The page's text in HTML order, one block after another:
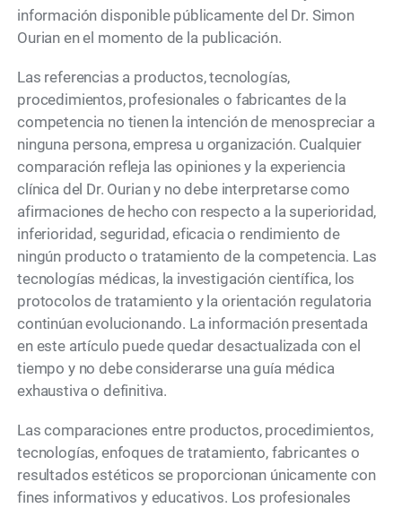
información disponible públicamente del Dr. Simon
Ourian en el momento de la publicación.
Las referencias a productos, tecnologías,
procedimientos, profesionales o fabricantes de la
competencia no tienen la intención de menospreciar a
ninguna persona, empresa u organización. Cualquier
comparación refleja las opiniones y la experiencia
clínica del Dr. Ourian y no debe interpretarse como
afirmaciones de hecho con respecto a la superioridad,
inferioridad, seguridad, eficacia o rendimiento de
ningún producto o tratamiento de la competencia. Las
tecnologías médicas, la investigación científica, los
protocolos de tratamiento y la orientación regulatoria
continúan evolucionando. La información presentada
en este artículo puede quedar desactualizada con el
tiempo y no debe considerarse una guía médica
exhaustiva o definitiva.
Las comparaciones entre productos, procedimientos,
tecnologías, enfoques de tratamiento, fabricantes o
resultados estéticos se proporcionan únicamente con
fines informativos y educativos. Los profesionales